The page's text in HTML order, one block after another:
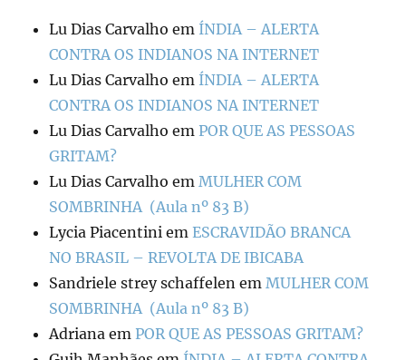
Lu Dias Carvalho em ÍNDIA – ALERTA
CONTRA OS INDIANOS NA INTERNET
Lu Dias Carvalho em ÍNDIA – ALERTA
CONTRA OS INDIANOS NA INTERNET
Lu Dias Carvalho emPOR QUE AS PESSOAS
GRITAM?
Lu Dias Carvalho emMULHER COM
SOMBRINHA (Aula nº 83 B)
Lycia Piacentini emESCRAVIDÃO BRANCA
NO BRASIL – REVOLTA DE IBICABA
Sandriele strey schaffelen emMULHER COM
SOMBRINHA (Aula nº 83 B)
Adriana emPOR QUE AS PESSOAS GRITAM?